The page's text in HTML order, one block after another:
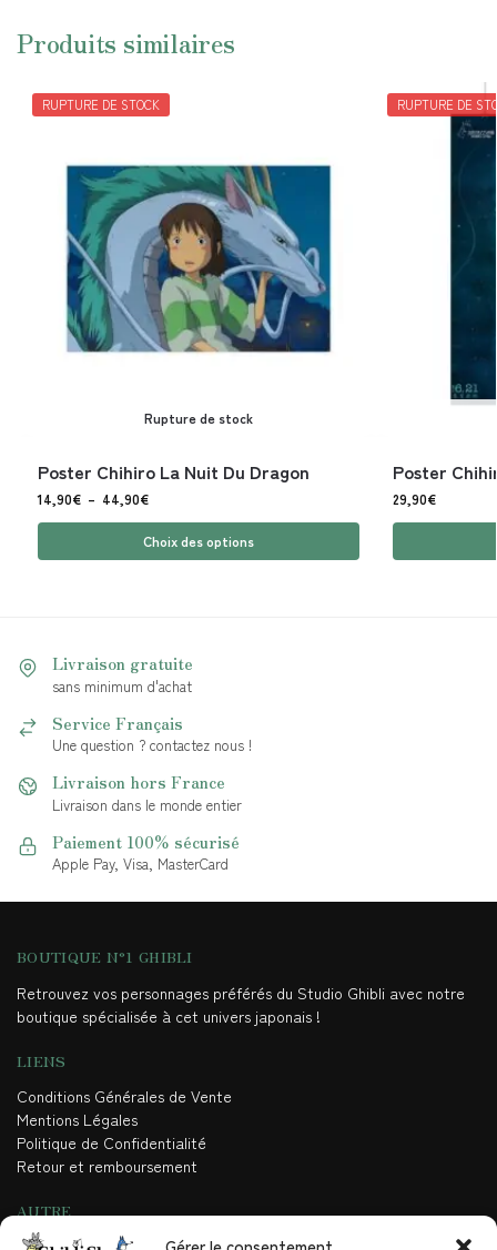
Produits similaires
RUPTURE DE STOCK
Rupture de stock
Poster Chihiro La Nuit Du Dragon
14,90€ – 44,90€
Choix des options
RUPTURE DE
Poster
29,90€
Livraison gratuite
sans minimum d'achat
Service Français
Une question ? contactez nous !
Livraison hors France
Livraison dans le monde entier
Paiement 100% sécurisé
Apple Pay, Visa, MasterCard
BOUTIQUE N°1 GHIBLI
Retrouvez vos personnages préférés du Studio Ghibli avec notre
boutique spécialisée à cet univers japonais !
LIENS
Conditions Générales de Vente
Mentions Légales
Politique de Confidentialité
Retour et remboursement
AUTRE